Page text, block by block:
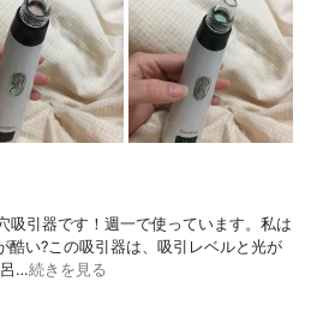
吸引器です！週一で使っています。私は
酷い?この吸引器は、吸引レベルと光が
…続きを見る